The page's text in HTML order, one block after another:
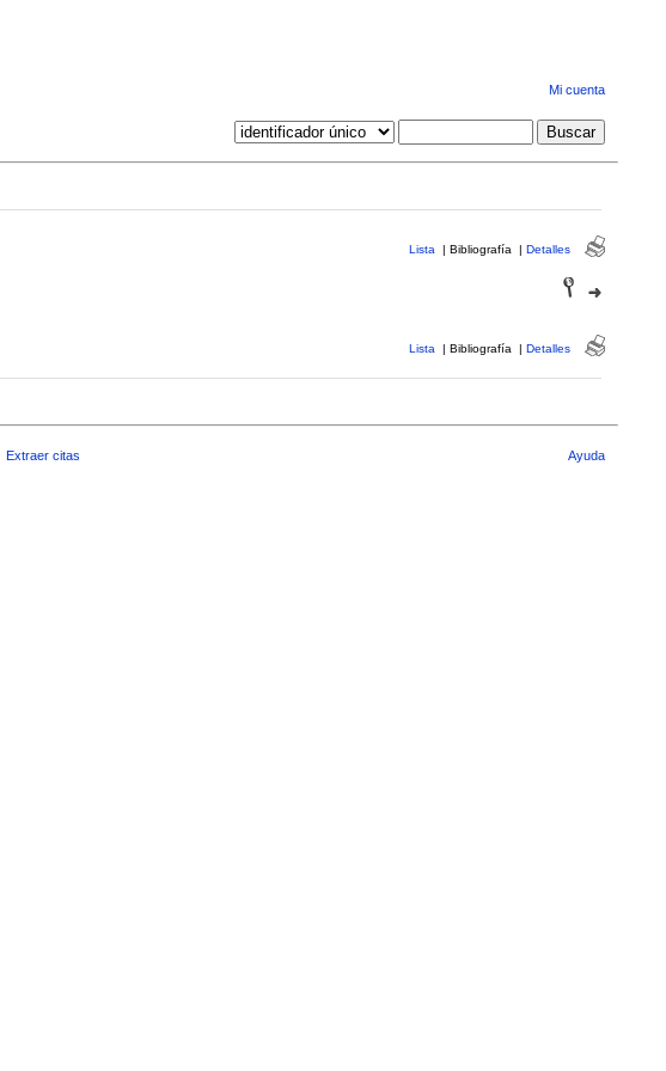
Mi cuenta
Lista | Bibliografía | Detalles
Lista | Bibliografía | Detalles
Extraer citas Ayuda